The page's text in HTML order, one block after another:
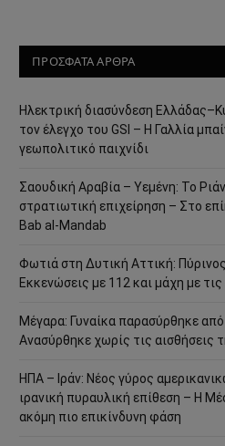
ΠΡΟΣΦΑΤΑ ΑΡΘΡΑ
Ηλεκτρική διασύνδεση
τον έλεγχο του GSI – Η Γαλλία
γεωπολιτικό παιχνίδι
Σαουδική Αραβία – Υεμένη: Το
στρατιωτική επιχείρηση – Στο
Bab al-Mandab
Φωτιά στη Δυτική Αττική:
Εκκενώσεις με 112 και μάχη με
Μέγαρα: Γυναίκα παρασύρθηκε
Ανασύρθηκε χωρίς τις αισθήσεις
ΗΠΑ – Ιράν: Νέος γύρος
ιρανική πυραυλική επίθεση – Η
ακόμη πιο επικίνδυνη φάση